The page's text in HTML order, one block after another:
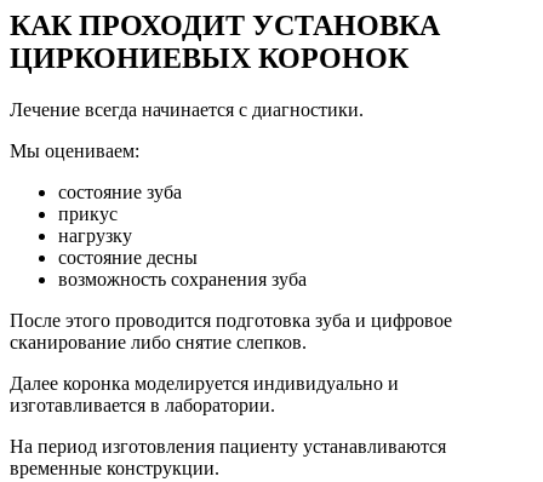
КАК ПРОХОДИТ УСТАНОВКА
ЦИРКОНИЕВЫХ КОРОНОК
Лечение всегда начинается с диагностики.
Мы оцениваем:
состояние зуба
прикус
нагрузку
состояние десны
возможность сохранения зуба
После этого проводится подготовка зуба и цифровое
сканирование либо снятие слепков.
Далее коронка моделируется индивидуально и
изготавливается в лаборатории.
На период изготовления пациенту устанавливаются
временные конструкции.